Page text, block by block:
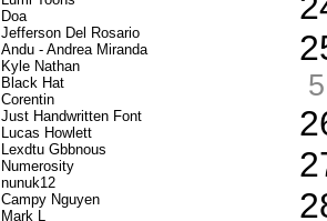
Doa
Jefferson Del Rosario
Andu - Andrea Miranda
Kyle Nathan
Black Hat
Corentin
Just Handwritten Font
Lucas Howlett
Lexdtu Gbbnous
Numerosity
nunuk12
Campy Nguyen
Mark L